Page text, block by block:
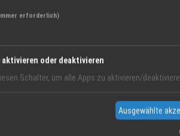
kontrollieren: Hängende
Teile sofort melden
Reinigung: Fachmann hat
Jetzt vereinbaren, bevor
beginnt
Check?
Die Baublechnerei-
erforderlich)
aktivieren oder deaktivieren
Schalter, um alle Apps zu aktivieren/
Ausgewählte